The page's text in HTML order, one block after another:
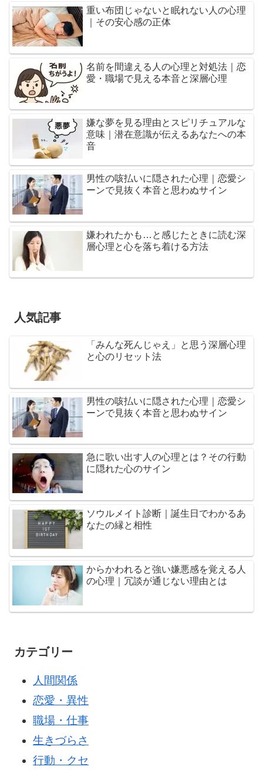
重い布団じゃないと眠れない人の心理
｜その安心感の正体
名前を間違える人の心理と対処法｜恋
愛・職場で見える本音と深層心理
嫌な夢を見る理由とスピリチュアルな
意味｜潜在意識が伝えるあなたへの本
音
男性の咳払いに隠された心理｜恋愛シ
ーンで見抜く本音と思わぬサイン
嫌われたかも…と感じたときに読む深
層心理と心を落ち着ける方法
人気記事
「みんな死んじゃえ」と思う深層心理
と心のリセット法
男性の咳払いに隠された心理｜恋愛シ
ーンで見抜く本音と思わぬサイン
急に歌い出す人の心理とは？その行動
に隠れた心のサイン
ソウルメイト診断｜誕生日でわかるあ
なたの縁と相性
からかわれると強い嫌悪感を覚える人
の心理｜冗談が通じない理由とは
カテゴリー
人間関係
恋愛・異性
職場・仕事
生きづらさ
行動・クセ